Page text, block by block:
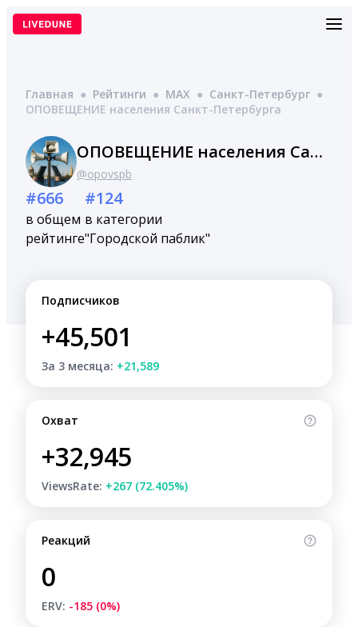
Перейти
Главная ● Рейтинги ● MAX ● Санкт-Петербург ●
ОПОВЕЩЕНИЕ населения Санкт-Петербурга
ОПОВЕЩЕНИЕ населения Санкт-Петербурга
@opovspb
#666
в общем
рейтинге
#124
в категории
"Городской паблик"
Подписчиков
+45,501
За 3 месяца: +21,589
Охват
+32,945
ViewsRate: +267 (72.405%)
Реакций
0
ERV: -185 (0%)